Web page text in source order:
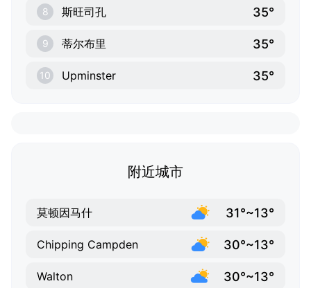
8 斯旺司孔 35°
9 蒂尔布里 35°
10 Upminster 35°
附近城市
莫顿因马什 31°~13°
Chipping Campden 30°~13°
Walton 30°~13°